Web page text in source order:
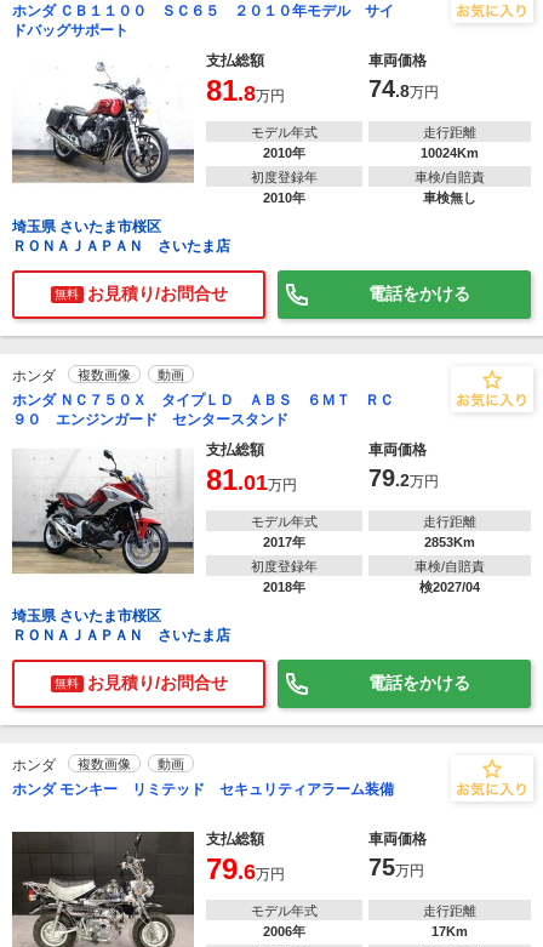
ホンダ ＣＢ１１００ ＳＣ６５ ２０１０年モデル サイ
ドバッグサポート
支払総額
車両価格
81.8万円 74.8万円
モデル年式
2010年
走行距離
10024Km
初度登録年
2010年
車検/自賠責
車検無し
埼玉県 さいたま市桜区
ＲＯＮＡＪＡＰＡＮ さいたま店
無料 お見積り/お問合せ 電話をかける
ホンダ 複数画像 動画
ホンダ ＮＣ７５０Ｘ タイプＬＤ ＡＢＳ ６ＭＴ ＲＣ
９０ エンジンガード センタースタンド
支払総額
車両価格
81.01万円 79.2万円
モデル年式
2017年
走行距離
2853Km
初度登録年
2018年
車検/自賠責
検2027/04
埼玉県 さいたま市桜区
ＲＯＮＡＪＡＰＡＮ さいたま店
無料 お見積り/お問合せ 電話をかける
ホンダ 複数画像 動画
ホンダ モンキー リミテッド セキュリティアラーム装備
支払総額 車両価格
79.6万円 75万円
モデル年式
2006年
走行距離
17Km